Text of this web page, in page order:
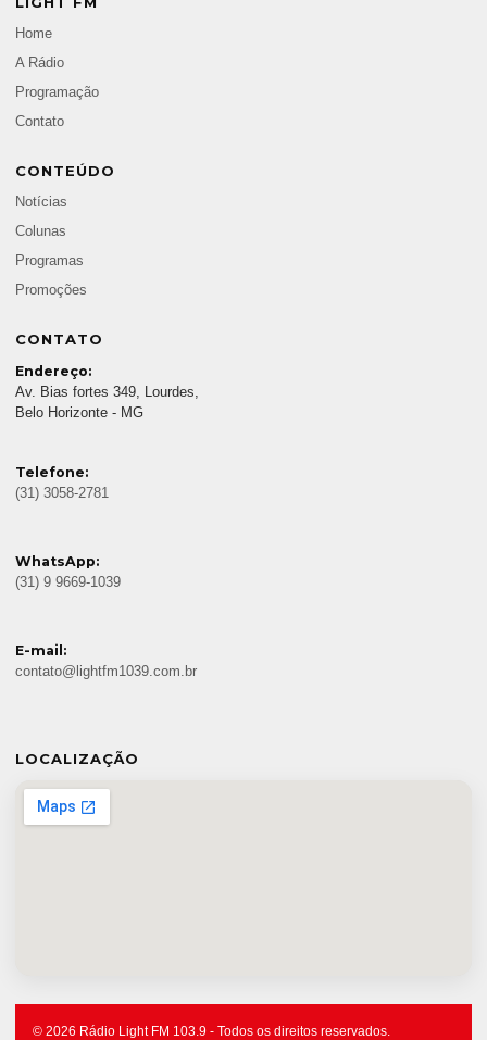
Home
A Rádio
Programação
Contato
CONTEÚDO
Notícias
Colunas
Programas
Promoções
CONTATO
Endereço:
Av. Bias fortes 349, Lourdes,
Belo Horizonte - MG
Telefone:
(31) 3058-2781
WhatsApp:
(31) 9 9669-1039
E-mail:
contato@lightfm1039.com.br
LOCALIZAÇÃO
© 2026 Rádio Light FM 103.9 - Todos os direitos reservados.